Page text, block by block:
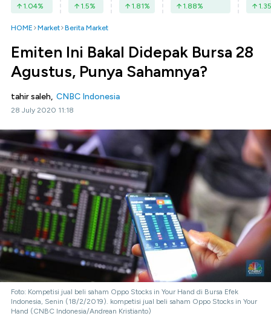
1.04% 1.5% 1.81% 1.88% 1.35
HOME Market Berita Market
Emiten Ini Bakal Didepak Bursa 28
Agustus, Punya Sahamnya?
tahir saleh, CNBC Indonesia
28 July 2020 11:18
Foto: Kompetisi jual beli saham Oppo Stocks in Your Hand di Bursa Efek
Indonesia, Senin (18/2/2019). kompetisi jual beli saham Oppo Stocks in Your
Hand (CNBC Indonesia/Andrean Kristianto)